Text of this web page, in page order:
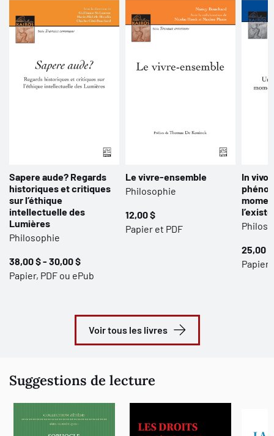
Sapere aude? Regards
historiques et critiques
sur l’éthique
intellectuelle des
Lumières
Philosophie
38,00 $ - 30,00 $
Papier, PDF ou ePub
Le vivre-ensemble
Philosophie
12,00 $
Papier et PDF
In vivo.
25,00 $
Papier
Voir tous les livres
Suggestions de lecture